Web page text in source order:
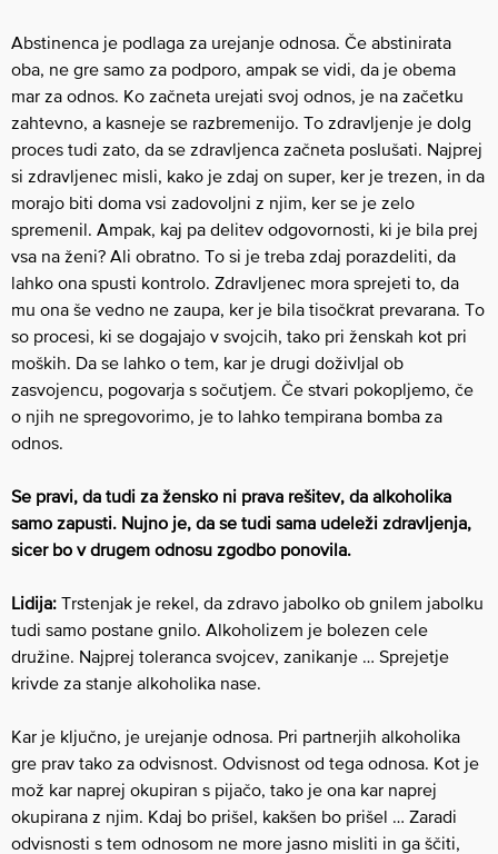
Abstinenca je podlaga za urejanje odnosa. Če abstinirata
oba, ne gre samo za podporo, ampak se vidi, da je obema
mar za odnos. Ko začneta urejati svoj odnos, je na začetku
zahtevno, a kasneje se razbremenijo. To zdravljenje je dolg
proces tudi zato, da se zdravljenca začneta poslušati. Najprej
si zdravljenec misli, kako je zdaj on super, ker je trezen, in da
morajo biti doma vsi zadovoljni z njim, ker se je zelo
spremenil. Ampak, kaj pa delitev odgovornosti, ki je bila prej
vsa na ženi? Ali obratno. To si je treba zdaj porazdeliti, da
lahko ona spusti kontrolo. Zdravljenec mora sprejeti to, da
mu ona še vedno ne zaupa, ker je bila tisočkrat prevarana. To
so procesi, ki se dogajajo v svojcih, tako pri ženskah kot pri
moških. Da se lahko o tem, kar je drugi doživljal ob
zasvojencu, pogovarja s sočutjem. Če stvari pokopljemo, če
o njih ne spregovorimo, je to lahko tempirana bomba za
odnos.
Se pravi, da tudi za žensko ni prava rešitev, da alkoholika
samo zapusti. Nujno je, da se tudi sama udeleži zdravljenja,
sicer bo v drugem odnosu zgodbo ponovila.
Lidija: Trstenjak je rekel, da zdravo jabolko ob gnilem jabolku
tudi samo postane gnilo. Alkoholizem je bolezen cele
družine. Najprej toleranca svojcev, zanikanje … Sprejetje
krivde za stanje alkoholika nase.
Kar je ključno, je urejanje odnosa. Pri partnerjih alkoholika
gre prav tako za odvisnost. Odvisnost od tega odnosa. Kot je
mož kar naprej okupiran s pijačo, tako je ona kar naprej
okupirana z njim. Kdaj bo prišel, kakšen bo prišel … Zaradi
odvisnosti s tem odnosom ne more jasno misliti in ga ščiti,